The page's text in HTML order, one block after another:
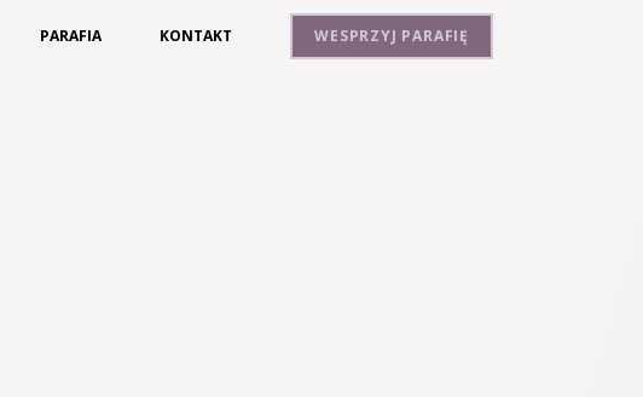
PARAFIA KONTAKT WESPRZYJ PARAFIĘ